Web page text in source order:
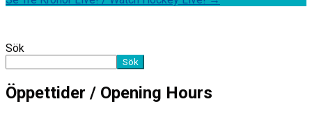
Sök
Sök
Öppettider / Opening Hours